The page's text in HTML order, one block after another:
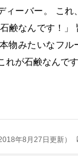
ィーバー。 これ
鹸なんです！」
物みたいなフル
れが石鹸なんです
年8月27日更新）